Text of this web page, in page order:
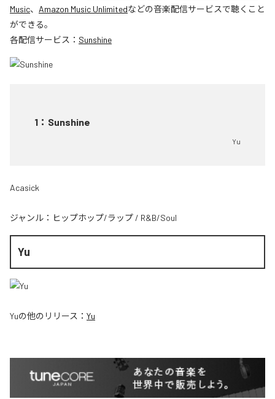
Music、 Amazon Music Unlimitedなどの音楽配信サービスで聴くこと
ができる。
各配信サービス： Sunshine
1 ： Sunshine
Yu
Acasick
ジャンル： ヒップホップ/ラップ / R&B/Soul
Yu
Yuの他のリリース： Yu